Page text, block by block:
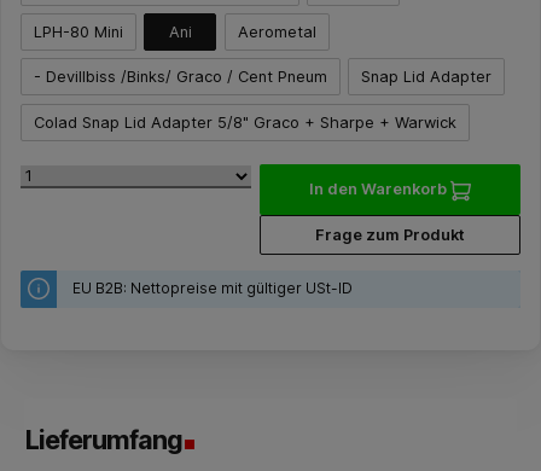
LPH-80 Mini Ani Aerometal
- Devillbiss /Binks/ Graco / Cent Pneum Snap Lid Adapter
Colad Snap Lid Adapter 5/8" Graco + Sharpe + Warwick
In den Warenkorb
Frage zum Produkt
EU B2B: Nettopreise mit gültiger USt-ID
Lieferumfang